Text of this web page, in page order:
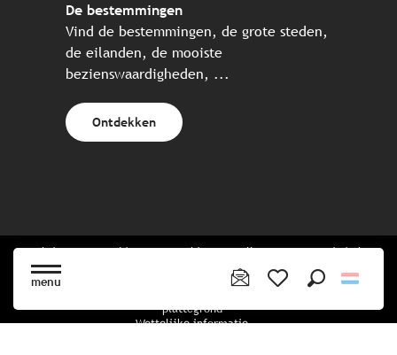
menu
De bestemmingen
Vind de bestemmingen, de grote steden,
de eilanden, de mooiste
bezienswaardigheden, ...
Ontdekken
Website gecreëerd in samenwerking met alle Bretonse toeristische
plattegrond
Wettelijke informatie